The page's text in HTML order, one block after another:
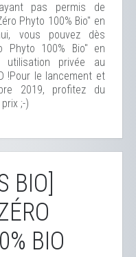
pas permis de
Phyto 100% Bio" en
vous pouvez dès
Phyto 100% Bio" en
utilisation privée au
!Pour le lancement et
2019, profitez du
;-)
BIO]
BIO